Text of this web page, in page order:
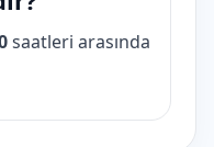
saatleri arasında